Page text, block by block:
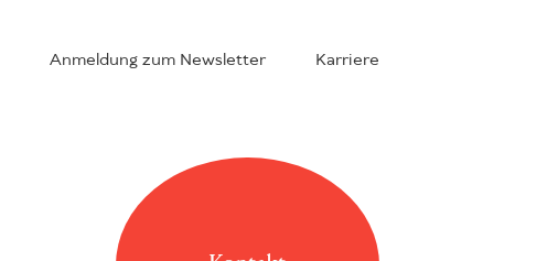
Anmeldung zum Newsletter Karriere